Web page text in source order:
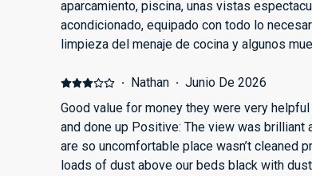
aparcamiento, piscina, unas vistas
acondicionado, equipado con todo lo
limpieza del menaje de cocina y algunos
·
Nathan · Junio De 2026
Good value for money they were very
and done up Positive: The view was brilliant
are so uncomfortable place wasn’t cleaned
loads of dust above our beds black with